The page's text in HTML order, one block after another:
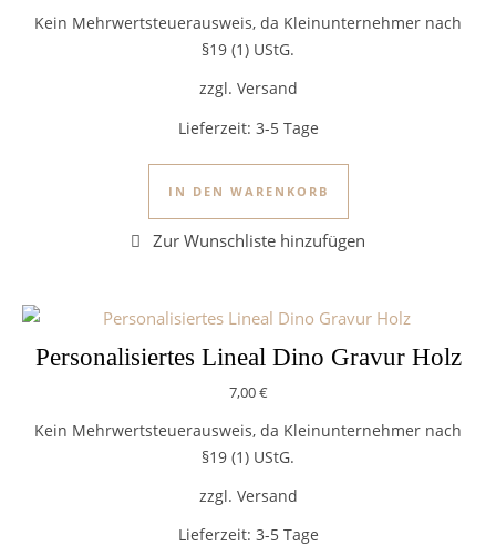
Kein Mehrwertsteuerausweis, da Kleinunternehmer nach
§19 (1) UStG.
zzgl. Versand
Lieferzeit: 3-5 Tage
IN DEN WARENKORB
Personalisiertes Lineal Dino Gravur Holz
7,00€
Kein Mehrwertsteuerausweis, da Kleinunternehmer nach
§19 (1) UStG.
zzgl. Versand
Lieferzeit: 3-5 Tage